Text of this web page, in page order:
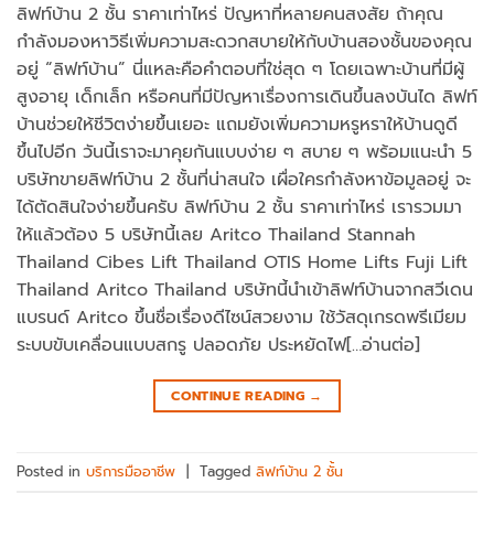
ลิฟท์บ้าน 2 ชั้น ราคาเท่าไหร่ ปัญหาที่หลายคนสงสัย ถ้าคุณ
กำลังมองหาวิธีเพิ่มความสะดวกสบายให้กับบ้านสองชั้นของคุณ
อยู่ “ลิฟท์บ้าน” นี่แหละคือคำตอบที่ใช่สุด ๆ โดยเฉพาะบ้านที่มีผู้
สูงอายุ เด็กเล็ก หรือคนที่มีปัญหาเรื่องการเดินขึ้นลงบันได ลิฟท์
บ้านช่วยให้ชีวิตง่ายขึ้นเยอะ แถมยังเพิ่มความหรูหราให้บ้านดูดี
ขึ้นไปอีก วันนี้เราจะมาคุยกันแบบง่าย ๆ สบาย ๆ พร้อมแนะนำ 5
บริษัทขายลิฟท์บ้าน 2 ชั้นที่น่าสนใจ เผื่อใครกำลังหาข้อมูลอยู่ จะ
ได้ตัดสินใจง่ายขึ้นครับ ลิฟท์บ้าน 2 ชั้น ราคาเท่าไหร่ เรารวมมา
ให้แล้วต้อง 5 บริษัทนี้เลย Aritco Thailand Stannah
Thailand Cibes Lift Thailand OTIS Home Lifts Fuji Lift
Thailand Aritco Thailand บริษัทนี้นำเข้าลิฟท์บ้านจากสวีเดน
แบรนด์ Aritco ขึ้นชื่อเรื่องดีไซน์สวยงาม ใช้วัสดุเกรดพรีเมียม
ระบบขับเคลื่อนแบบสกรู ปลอดภัย ประหยัดไฟ[…อ่านต่อ]
CONTINUE READING →
Posted in บริการมืออาชีพ | Tagged ลิฟท์บ้าน 2 ชั้น